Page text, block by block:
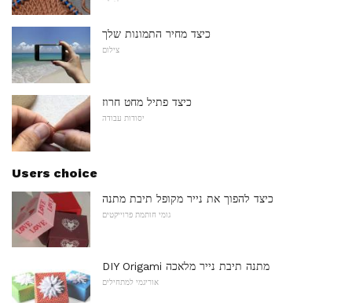
כיצד מחיר התמונות שלך
צילום
כיצד פתיל מחט חרוז
יסודות עבודה
Users choice
כיצד להפוך את נייר מקופל תיבת מתנה
גומי חותמת פרוייקטים
DIY Origami מתנה תיבת נייר מלאכה
אוריגמי למתחילים